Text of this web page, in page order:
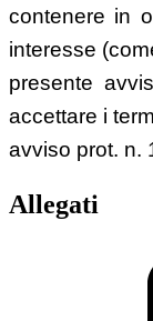
contenere in
interesse
presente
accettare i
avviso prot. n.
Allegati